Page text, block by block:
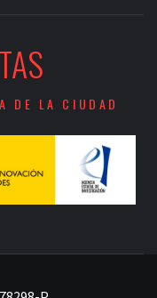
DE LA CIUDAD